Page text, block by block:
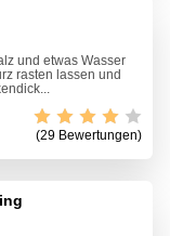
und etwas Wasser
rasten lassen und
(29 Bewertungen)